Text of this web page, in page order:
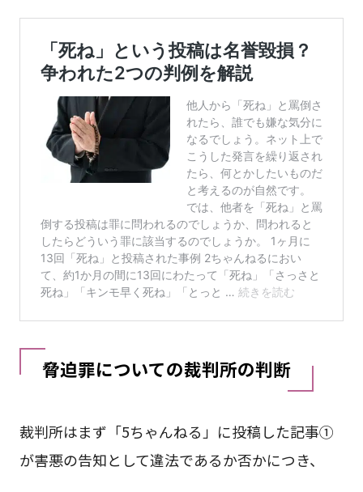
脅迫罪についての裁判所の判断
裁判所はまず「5ちゃんねる」に投稿した記事①
が害悪の告知として違法であるか否かにつき、